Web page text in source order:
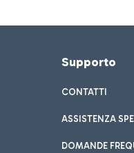
Supporto
CONTATTI
ASSISTENZA
DOMANDE